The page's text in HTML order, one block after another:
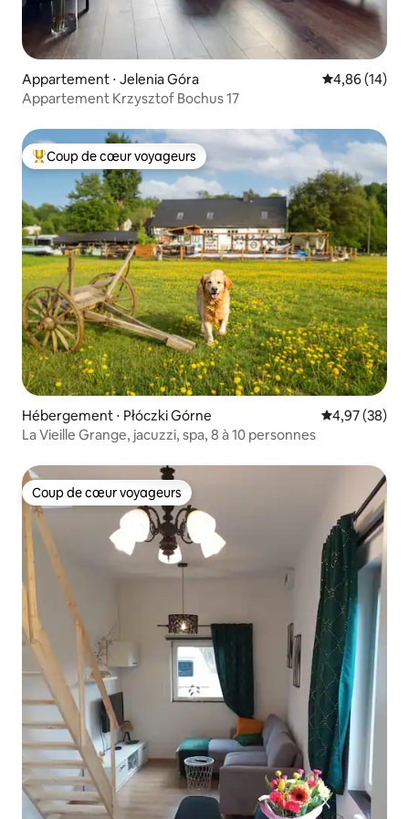
Appartement ⋅ Jelenia Góra Évaluation
4,86 (14)
Appartement Krzysztof Bochus 17
Coups de cœur voyageurs les plus appréciés
Coup de cœur voyageurs
Hébergement ⋅ Płóczki Górne Évaluation
4,97 (38)
La Vieille Grange, jacuzzi, spa, 8 à 10 personnes
Coup de cœur voyageurs
Coup de cœur voyageurs